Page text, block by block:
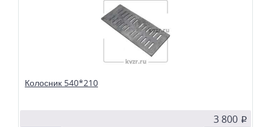
Колосники чугунные 530*250 применяются в слоевых топках
твердотопливных водогрейных и паровых котлов. Чтобы поддерживать в
топке устойчивый слой горящего топлива, дров, угля или брикетов, из
колосников собираются колосниковые решетки.
Колосник 540*210
3 800 p